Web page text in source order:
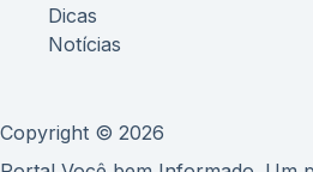
Dicas
Notícias
Copyright © 2026